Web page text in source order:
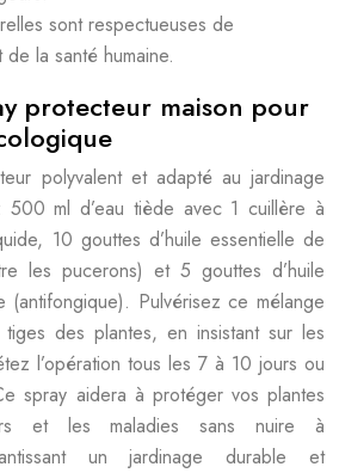
sont respectueuses de
de la santé humaine.
protecteur maison pour
polyvalent et adapté au jardinage
500 ml d’eau tiède avec 1 cuillère à
10 gouttes d’huile essentielle de
les pucerons) et 5 gouttes d’huile
Pulvérisez ce mélange
des plantes, en insistant sur les
l’opération tous les 7 à 10 jours ou
spray aidera à protéger vos plantes
et les maladies sans nuire à
un jardinage durable et